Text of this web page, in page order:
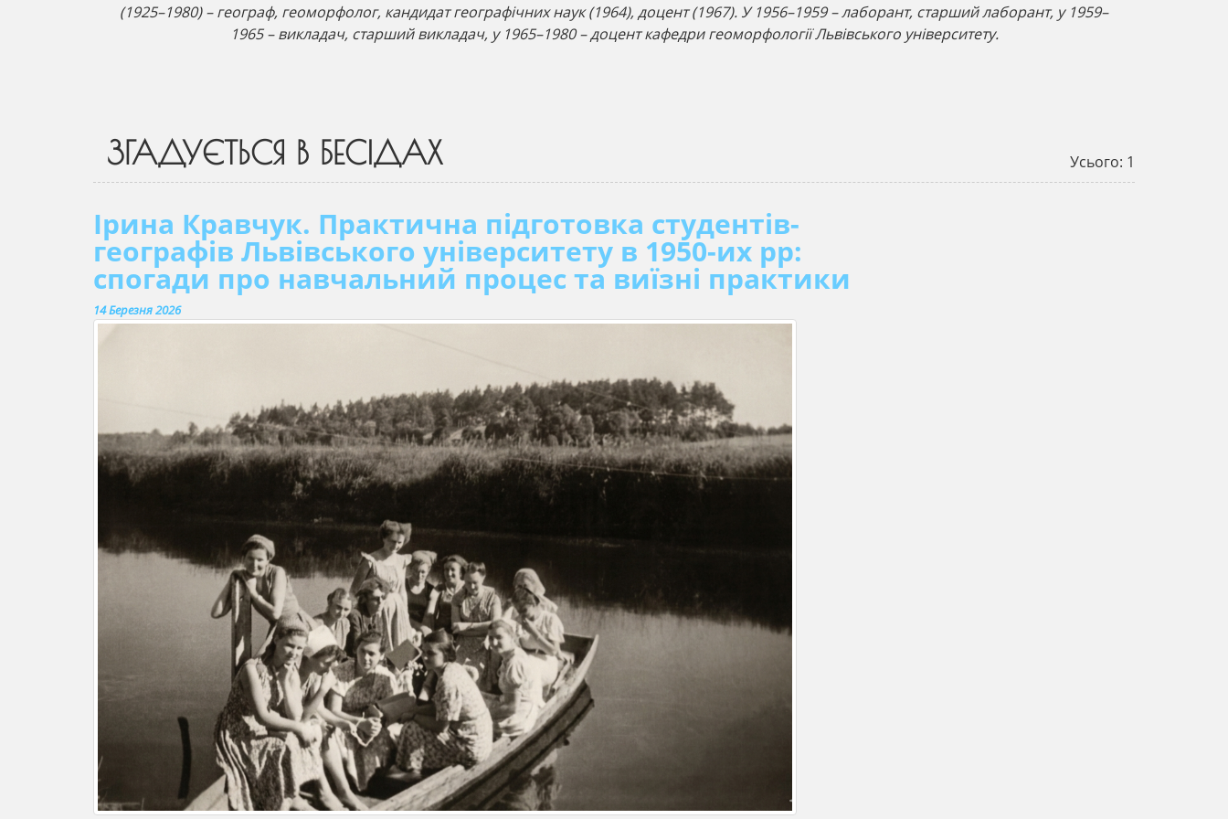
(1925–1980) – географ, геоморфолог, кандидат географічних наук (1964), доцент (1967). У 1956–1959 – лаборант, старший лаборант, у 1959–
1965 – викладач, старший викладач, у 1965–1980 – доцент кафедри геоморфології Львівського університету.
ЗГАДУЄТЬСЯ В БЕСІДАХ Усього: 1
Ірина Кравчук. Практична підготовка студентів-
географів Львівського університету в 1950-их рр:
спогади про навчальний процес та виїзні практики
14 Березня 2026